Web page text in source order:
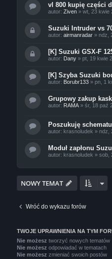
vl 800 kupię części
autor: Ziven» wt, 23 kwie
Suzuki Intruder vs
autor: airmanradar» ndz,
[K] Suzuki GSX-F
autor: Dany» pt, 19 kwie
[K] Szyba Suzuki
autor: Borubr133» pn, 1
Grupowy zakup
autor: RAMA» śr, 18 paź
Poszukuję
autor: krasnoludek » ndz,
Moduł zapłonu
autor: krasnoludek » sob,
NOWY TEMAT
Wróć do wykazu forów
TWOJE UPRAWNIENIA NA TYM
Nie możesz tworzyć nowych tematów
Nie możesz odpowiadać w tematach
Nie możesz zmieniać swoich postów